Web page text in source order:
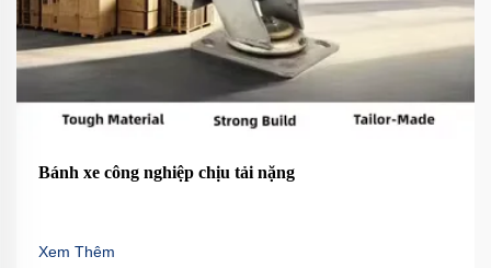
Bánh xe công nghiệp chịu tải nặng
Xem Thêm